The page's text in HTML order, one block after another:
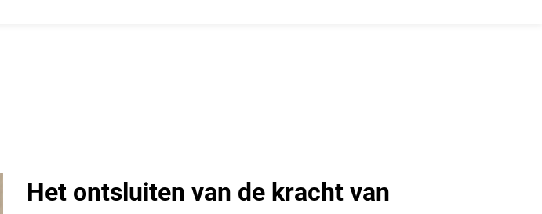
Het ontsluiten van de kracht van